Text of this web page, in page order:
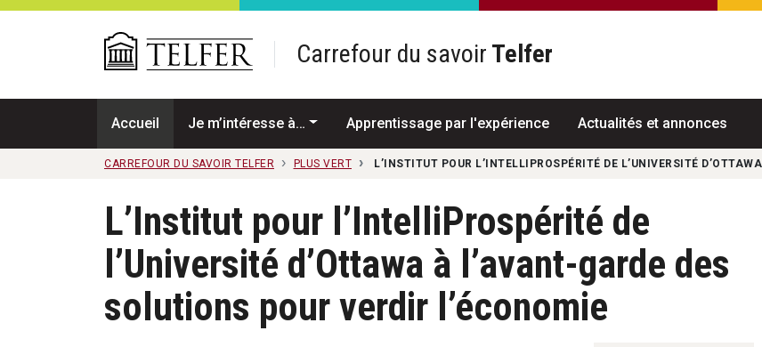
Passer au contenu principal
Carrefour du savoir Telfer
Accueil Je m’intéresse à… Apprentissage par l'expérience Actualités et annonces
CARREFOUR DU SAVOIR TELFER PLUS VERT L’INSTITUT POUR L’INTELLIPROSPÉRITÉ DE L’UNIVERSITÉ
L’Institut pour l’IntelliProspérité de
l’Université d’Ottawa à l’avant-garde des
solutions pour verdir l’économie